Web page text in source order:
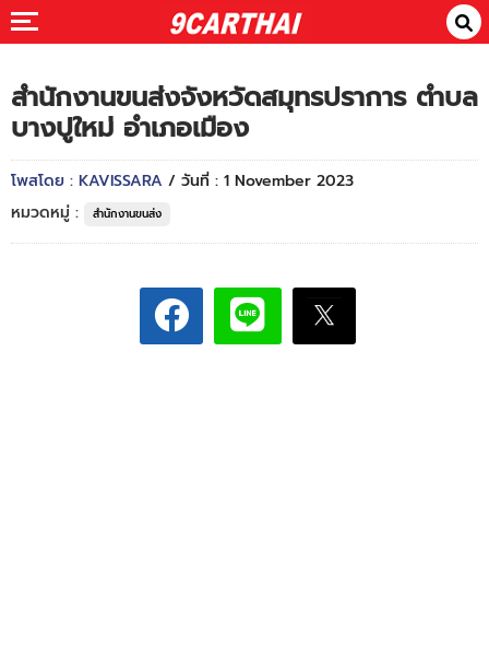
สำนักงานขนส่งจังหวัดสมุทรปราการ ตำบล
บางปูใหม่ อำเภอเมือง
โพสโดย : KAVISSARA / วันที่ : 1 November 2023
หมวดหมู่ :
สำนักงานขนส่ง